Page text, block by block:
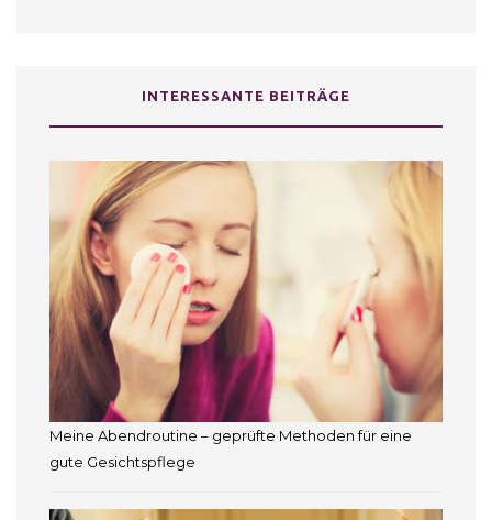
INTERESSANTE BEITRÄGE
Meine Abendroutine – geprüfte Methoden für eine
gute Gesichtspflege